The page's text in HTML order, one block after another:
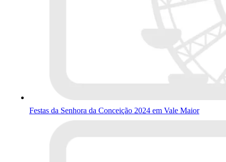
Festas da Senhora da Conceição 2024 em Vale Maior